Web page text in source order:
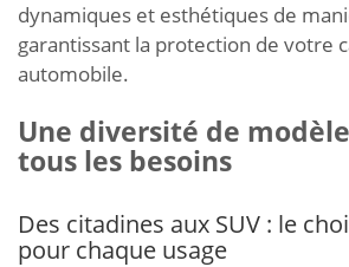
dynamiques et esthétiques de
garantissant la protection de votre
automobile.
Une diversité de
tous les besoins
Des citadines aux SUV : le
pour chaque usage